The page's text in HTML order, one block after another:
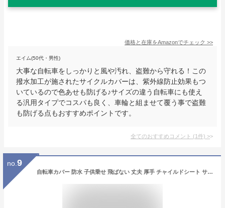
価格と在庫をAmazonでチェック >>
エイム(50代・男性)
大事な自転車をしっかりと風や汚れ、盗難から守れる！この
撥水加工が施されたサイクルカバーは、紫外線防止効果もつ
いているので色あせも防げる♪サイズの違う自転車にも使え
る汎用タイプでコスパも良く、車輪と組ませて覆う事で盗難
も防げる点もおすすめポイントです。
全てのおすすめコメント (1件) >
no. 9
自転車カバー 防水 子供乗せ 飛ばない 丈夫 厚手 チャイルドシート サイクルカバー ママチャリ おしゃれ 撥水 防水カバー UVカット 子供 かごつき 防塵 撥水加工 210D 風飛び防止 自転車 レインカバー クロスバイク